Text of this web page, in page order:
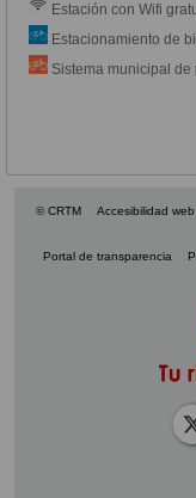
Estación con Wifi
Estacionamiento de
Sistema municipal de
© CRTM Accesibilidad web
Portal de transparencia